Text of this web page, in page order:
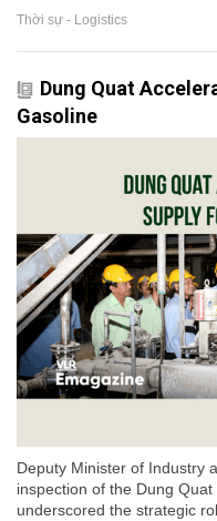
Thời sự - Logistics
Dung Quat
Gasoline
Deputy Minister of Industry
inspection of the Dung
underscored the strategic